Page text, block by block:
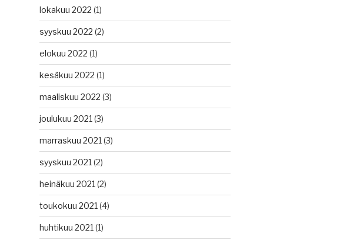
lokakuu 2022 (1)
syyskuu 2022 (2)
elokuu 2022 (1)
kesäkuu 2022 (1)
maaliskuu 2022 (3)
joulukuu 2021 (3)
marraskuu 2021 (3)
syyskuu 2021 (2)
heinäkuu 2021 (2)
toukokuu 2021 (4)
huhtikuu 2021 (1)